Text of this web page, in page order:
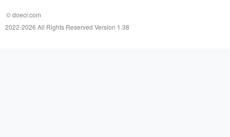
© doecr.com
2022-2026 All Rights Reserved Version 1.38